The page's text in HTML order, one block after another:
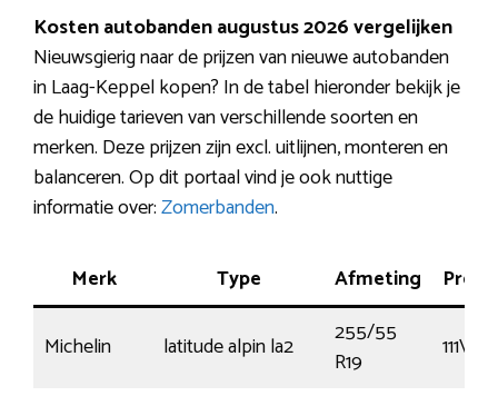
Kosten autobanden augustus 2026 vergelijken
Nieuwsgierig naar de prijzen van nieuwe autobanden
in Laag-Keppel kopen? In de tabel hieronder bekijk je
de huidige tarieven van verschillende soorten en
merken. Deze prijzen zijn excl. uitlijnen, monteren en
balanceren. Op dit portaal vind je ook nuttige
informatie over:Zomerbanden.
Merk Type Afmeting
Michelin latitude alpin la2
255/55
R19
111V